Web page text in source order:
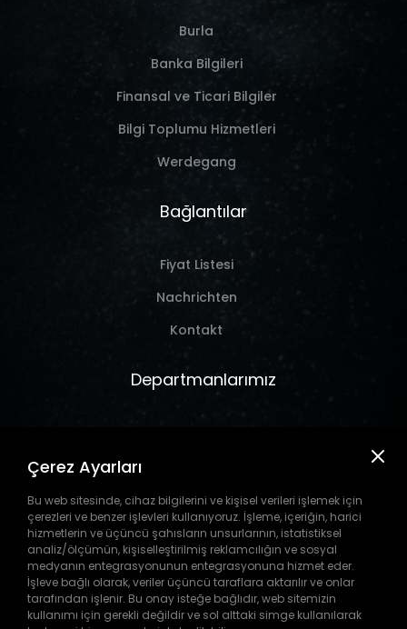
Burla
Banka Bilgileri
Finansal ve Ticari Bilgiler
Bilgi Toplumu Hizmetleri
Werdegang
Bağlantılar
Fiyat Listesi
Nachrichten
Kontakt
Departmanlarımız
Takım Tezgahı
Pil
Telif Hakkı © 1911-2026BurlaA.Ş.Tüm Hakkı Saklıdır.
WEB PENTA
Çerez Ayarları
Bu web sitesinde, cihaz bilgilerini ve kişisel verileri işlemek için
çerezleri ve benzer işlevleri kullanıyoruz. İşleme, içeriğin, harici
hizmetlerin ve üçüncü şahısların unsurlarının, istatistiksel
analiz/ölçümün, kişiselleştirilmiş reklamcılığın ve sosyal
medyanın entegrasyonunun entegrasyonuna hizmet eder.
İşleve bağlı olarak, veriler üçüncü taraflara aktarılır ve onlar
tarafından işlenir. Bu onay isteğe bağlıdır, web sitemizin
kullanımı için gerekli değildir ve sol alttaki simge kullanılarak